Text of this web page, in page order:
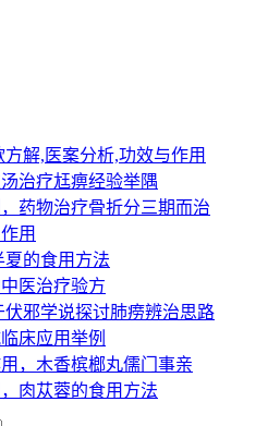
解,医案分析,功效与作用
治疗尪痹经验举隅
药物治疗骨折分三期而治
用
的食用方法
医治疗验方
邪学说探讨肺痨辨治思路
床应用举例
，木香槟榔丸儒门事亲
肉苁蓉的食用方法